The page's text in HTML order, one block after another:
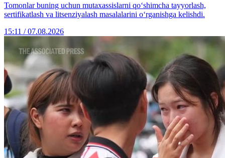
Tomonlar buning uchun mutaxassislarni qo‘shimcha tayyorlash,
sertifikatlash va litsenziyalash masalalarini o‘rganishga kelishdi.
15:11 / 07.08.2026